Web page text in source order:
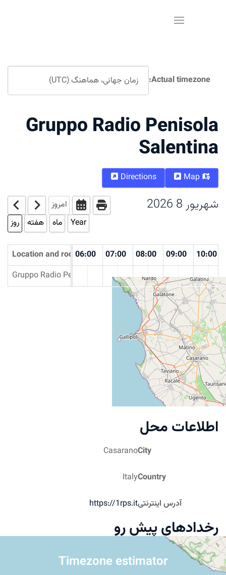
Actual
Gruppo Radio
Directions
امروز 8 2026
روز هفته ماه
Location and rooms
03:00 04:00 05:00 06:00 07:00 08:00 09:00
Gruppo Radio Penisola Salentina
محل
Casarano
Country
Italy
آدرس اینترنتیhttps://1rps.it
پیش رو
Timezone estimator